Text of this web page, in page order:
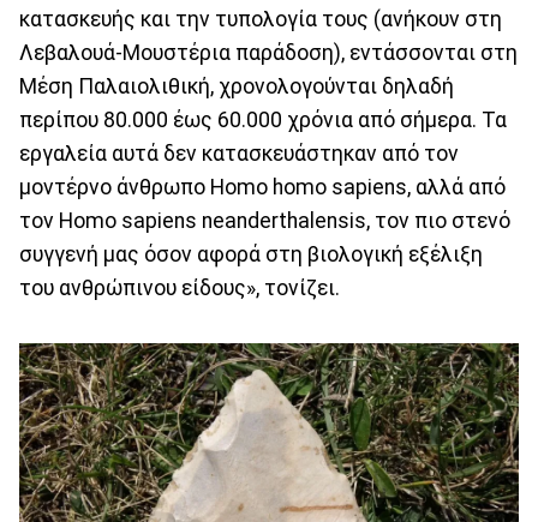
κατασκευής και την τυπολογία τους (ανήκουν στη
Λεβαλουά-Μουστέρια παράδοση), εντάσσονται στη
Μέση Παλαιολιθική, χρονολογούνται δηλαδή
περίπου 80.000 έως 60.000 χρόνια από σήμερα. Τα
εργαλεία αυτά δεν κατασκευάστηκαν από τον
μοντέρνο άνθρωπο Homo homo sapiens, αλλά από
τον Homo sapiens neanderthalensis, τον πιο στενό
συγγενή μας όσον αφορά στη βιολογική εξέλιξη
του ανθρώπινου είδους», τονίζει.